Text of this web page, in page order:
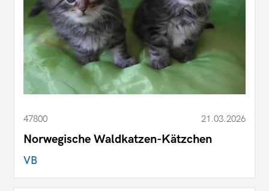
47800 21.03.2026
Norwegische Waldkatzen-Kätzchen
VB